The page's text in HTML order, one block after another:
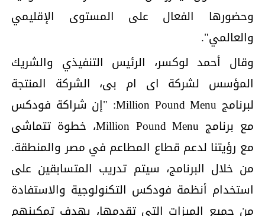
وحضورها الفعال على المستوى الإقليمي
والعالمي".
وقال أحمد لوكسر، الرئيس التنفيذي والشريك
المؤسس لشركة اى ام بى، الشركة المنتجة
لبرنامج Million Pound Menu: "إن شراكة فودكس
مع برنامج Million Pound Menu، خطوة تتماشى
مع رؤيتنا لدعم قطاع المطاعم في مصر والمنطقة.
من خلال البرنامج، سيتم تدريب المتسابقين على
استخدام أنظمة فودكس التكنولوجية والاستفادة
من جميع الميزات التي تقدمها، بهدف تمكينهم